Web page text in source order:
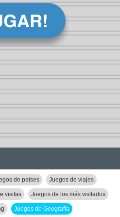
de países Juegos de viajes
visitas Juegos de los más visitados
Juegos de Geografía